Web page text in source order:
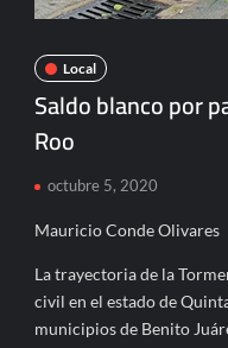
Local
Saldo blanco por
Roo
octubre 5, 2020
Mauricio Conde Olivares
La trayectoria de la
civil en el estado de
municipios de Benito